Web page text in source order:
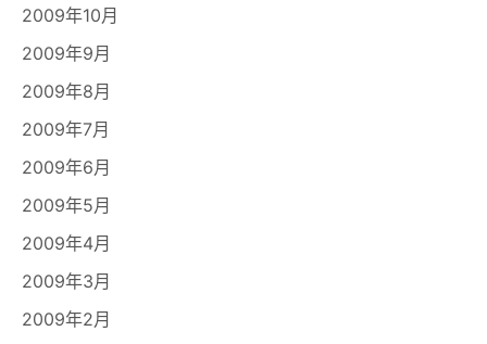
2009年10月
2009年9月
2009年8月
2009年7月
2009年6月
2009年5月
2009年4月
2009年3月
2009年2月